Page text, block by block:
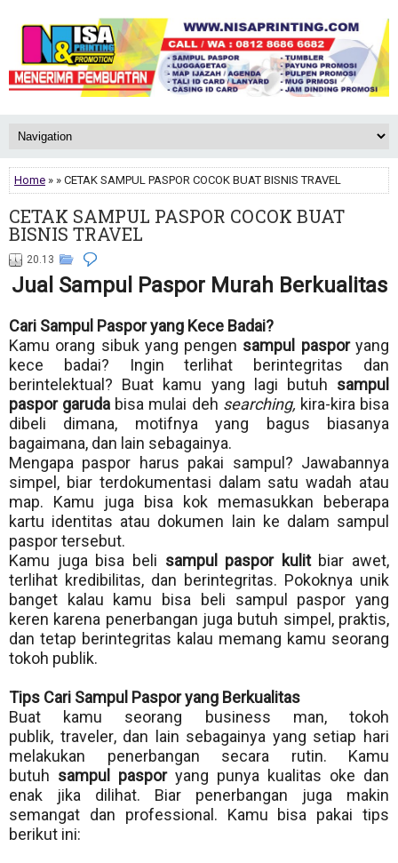
Home » » CETAK SAMPUL PASPOR COCOK BUAT BISNIS TRAVEL
CETAK SAMPUL PASPOR COCOK BUAT
BISNIS TRAVEL
20.13
Jual Sampul Paspor Murah Berkualitas
Cari Sampul Paspor yang Kece Badai?
Kamu orang sibuk yang pengen sampul pasporyang
kece badai? Ingin terlihat berintegritas dan
berintelektual? Buat kamu yang lagi butuh sampul
paspor garuda bisa mulai deh searching, kira-kira bisa
dibeli dimana, motifnya yang bagus biasanya
bagaimana, dan lain sebagainya.
Mengapa paspor harus pakai sampul? Jawabannya
simpel, biar terdokumentasi dalam satu wadah atau
map. Kamu juga bisa kok memasukkan beberapa
kartu identitas atau dokumen lain ke dalam sampul
paspor tersebut.
Kamu juga bisa beli sampul paspor kulit biar awet,
terlihat kredibilitas, dan berintegritas. Pokoknya unik
banget kalau kamu bisa beli sampul paspor yang
keren karena penerbangan juga butuh simpel, praktis,
dan tetap berintegritas kalau memang kamu seorang
tokoh publik.
Tips Cari Sampul Paspor yang Berkualitas
Buat kamu seorang business man, tokoh
publik, traveler, dan lain sebagainya yang setiap hari
melakukan penerbangan secara rutin. Kamu
butuh sampul paspor yang punya kualitas oke dan
enak jika dilihat. Biar penerbangan juga makin
semangat dan professional. Kamu bisa pakai tips
berikut ini: